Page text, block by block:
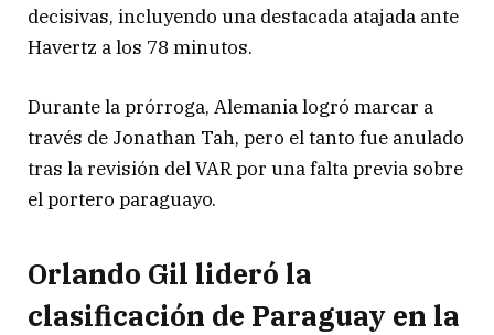
decisivas, incluyendo una destacada atajada ante
Havertz a los 78 minutos.
Durante la prórroga, Alemania logró marcar a
través de Jonathan Tah, pero el tanto fue anulado
tras la revisión del VAR por una falta previa sobre
el portero paraguayo.
Orlando Gil lideró la
clasificación de Paraguay en la